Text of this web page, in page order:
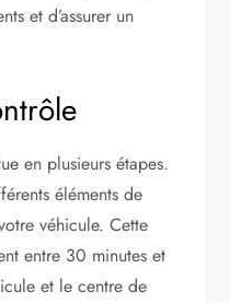
et d’assurer un
en plusieurs étapes.
éléments de
véhicule. Cette
entre 30 minutes et
et le centre de